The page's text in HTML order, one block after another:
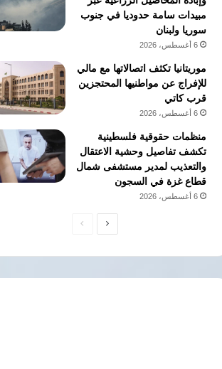
مبيدات سامة حدوديا في جنوب
سوريا ولبنان
6 أغسطس، 2026
موريتانيا تكثف اتصالاتها مع مالي
للإفراج عن مواطنيها المحتجزين
قرب كاتي
6 أغسطس، 2026
منظمات حقوقية فلسطينية
تكشف تفاصيل وحشية الاعتقال
والتعذيب لمدير مستشفى شمال
قطاع غزة في السجون
6 أغسطس، 2026
الصفحةالصفحة